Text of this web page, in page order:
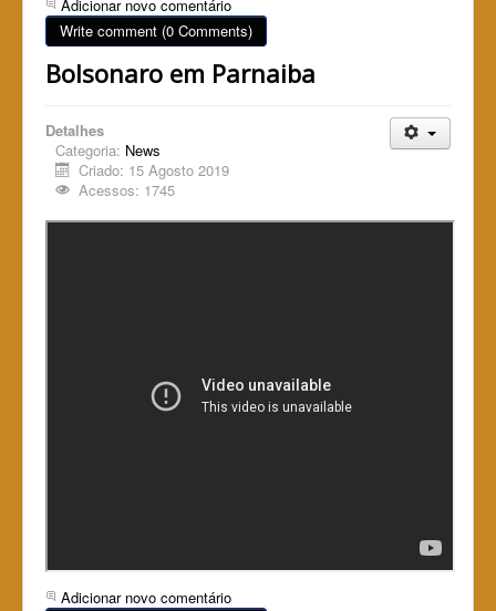
Adicionar novo comentário
Write comment (0 Comments)
Bolsonaro em Parnaiba
Detalhes
Categoria: News
Criado: 15 Agosto 2019
Acessos: 1745
Adicionar novo comentário